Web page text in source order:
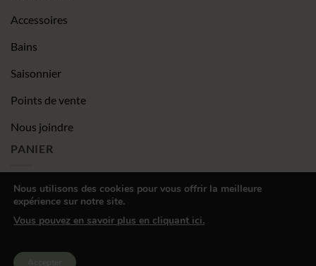
Accessoires
Bains
Saisonnier
Points de vente
Nous joindre
PANIER
Conditions générales de vente
Nous utilisons des cookies pour vous offrir la meilleure
expérience sur notre site.
Vous pouvez en savoir plus en cliquant ici.